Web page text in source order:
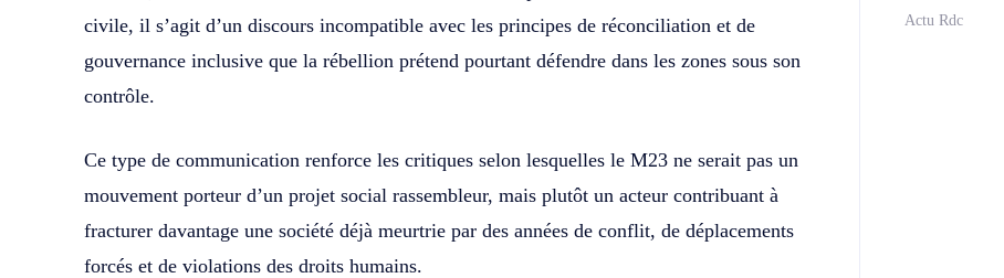
civile, il s’agit d’un discours incompatible avec les principes de réconciliation et de
gouvernance inclusive que la rébellion prétend pourtant défendre dans les zones sous son
contrôle.
Ce type de communication renforce les critiques selon lesquelles le M23 ne serait pas un
mouvement porteur d’un projet social rassembleur, mais plutôt un acteur contribuant à
fracturer davantage une société déjà meurtrie par des années de conflit, de déplacements
forcés et de violations des droits humains.
Actu Rdc